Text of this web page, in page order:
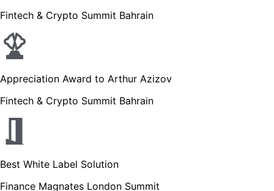
Fintech & Crypto Summit Bahrain
Appreciation Award to Arthur Azizov
Fintech & Crypto Summit Bahrain
Best White Label Solution
Finance Magnates London Summit